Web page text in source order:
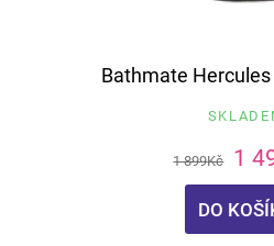
Bathmate
1 899Kč 1
DO